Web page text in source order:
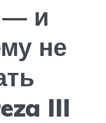
— и
не
III